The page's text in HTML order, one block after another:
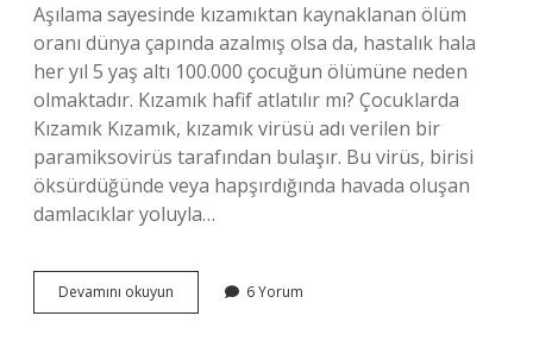
Aşılama sayesinde kızamıktan kaynaklanan ölüm
oranı dünya çapında azalmış olsa da, hastalık hala
her yıl 5 yaş altı 100.000 çocuğun ölümüne neden
olmaktadır. Kızamık hafif atlatılır mı? Çocuklarda
Kızamık Kızamık, kızamık virüsü adı verilen bir
paramiksovirüs tarafından bulaşır. Bu virüs, birisi
öksürdüğünde veya hapşırdığında havada oluşan
damlacıklar yoluyla…
Devamını okuyun
Için
6 Yorum